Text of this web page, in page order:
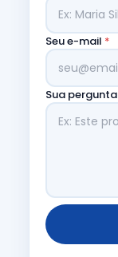
Seu e-mail *
Sua pergunta